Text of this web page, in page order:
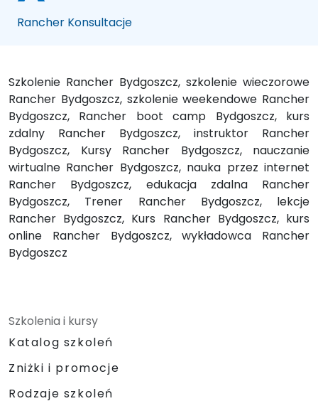
Rancher Konsultacje
Szkolenie Rancher Bydgoszcz, szkolenie wieczorowe
Rancher Bydgoszcz, szkolenie weekendowe Rancher
Bydgoszcz, Rancher boot camp Bydgoszcz, kurs
zdalny Rancher Bydgoszcz, instruktor Rancher
Bydgoszcz, Kursy Rancher Bydgoszcz, nauczanie
wirtualne Rancher Bydgoszcz, nauka przez internet
Rancher Bydgoszcz, edukacja zdalna Rancher
Bydgoszcz, Trener Rancher Bydgoszcz, lekcje
Rancher Bydgoszcz, Kurs Rancher Bydgoszcz, kurs
online Rancher Bydgoszcz, wykładowca Rancher
Bydgoszcz
Szkolenia i kursy
Katalog szkoleń
Zniżki i promocje
Rodzaje szkoleń